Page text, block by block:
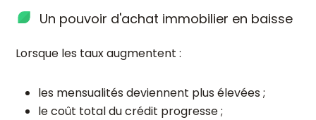
Un pouvoir d'achat immobilier en baisse
Lorsque les taux augmentent :
les mensualités deviennent plus élevées ;
le coût total du crédit progresse ;